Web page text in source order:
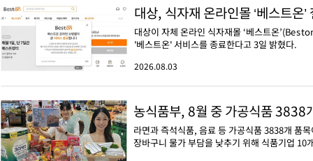
대상, 식자재 온라인몰 ‘베스트온
대상이 자체 온라인 식자재몰 ‘베스트온
'베스트온' 서비스를 종료한다고 3일 밝혔다.
2026.08.03
농식품부, 8월 중 가공식품 3838
라면과 즉석식품, 음료 등 가공식품 3838개 품
장바구니 물가 부담을 낮추기 위해 식품기업